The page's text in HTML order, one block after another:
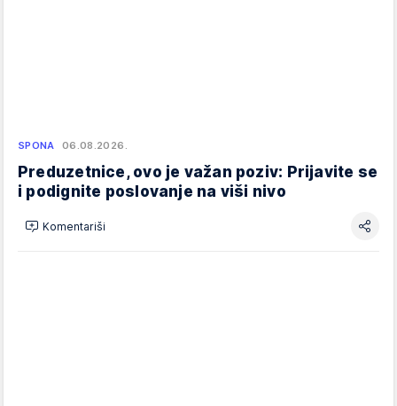
SPONA 06.08.2026.
Preduzetnice, ovo je važan poziv: Prijavite se
i podignite poslovanje na viši nivo
Komentariši